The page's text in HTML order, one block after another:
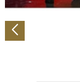
Verwendung
Partner führen
weiteren Daten